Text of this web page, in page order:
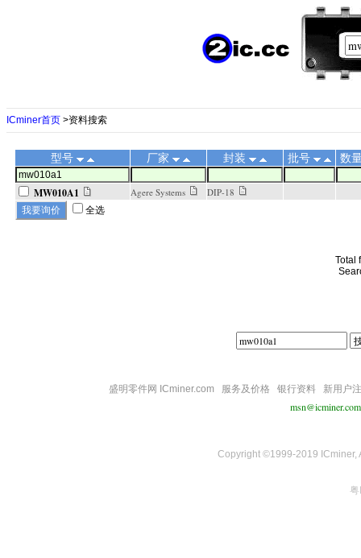
ICminer首页 >资料搜索
型号 厂家 封装 批号 数
MW010A1 Agere Systems DIP-18
全选
Total
盛明零件网 ICminer.com 服务及价格 银行资料 新用户
msn@icminer.com
Copyright ©1999-2019 ICminer,